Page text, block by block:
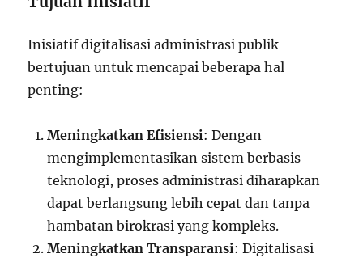
Inisiatif digitalisasi administrasi publik
bertujuan untuk mencapai beberapa hal
penting:
Meningkatkan Efisiensi: Dengan
mengimplementasikan sistem berbasis
teknologi, proses administrasi diharapkan
dapat berlangsung lebih cepat dan tanpa
hambatan birokrasi yang kompleks.
Meningkatkan Transparansi: Digitalisasi